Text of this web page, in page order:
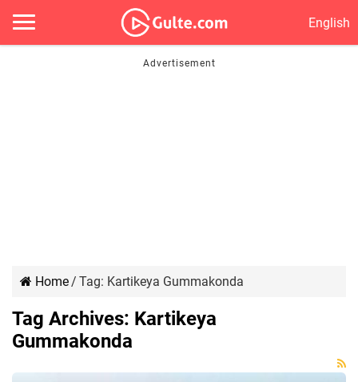
English
Home/ Tag: Kartikeya Gummakonda
Tag Archives: Kartikeya
Gummakonda